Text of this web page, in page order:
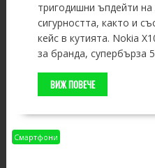
тригодишни ъпдейти
сигурността, както и
кейс в кутията. Nokia
за бранда, супербърза
ВИЖ ПОВЕЧЕ
Смартфони